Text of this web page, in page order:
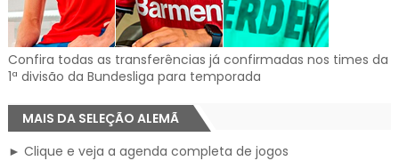
Confira todas as transferências já confirmadas nos times da
1ª divisão da Bundesliga para temporada
MAIS DA SELEÇÃO ALEMÃ
► Clique e veja a agenda completa de jogos